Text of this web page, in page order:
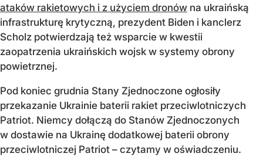
ataków rakietowych i z użyciem dronów na ukraińską
infrastrukturę krytyczną, prezydent Biden i kanclerz
Scholz potwierdzają też wsparcie w kwestii
zaopatrzenia ukraińskich wojsk w systemy obrony
powietrznej.
Pod koniec grudnia Stany Zjednoczone ogłosiły
przekazanie Ukrainie baterii rakiet przeciwlotniczych
Patriot. Niemcy dołączą do Stanów Zjednoczonych
w dostawie na Ukrainę dodatkowej baterii obrony
przeciwlotniczej Patriot – czytamy w oświadczeniu.